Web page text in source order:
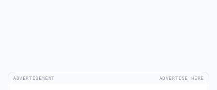
ADVERTISEMENT ADVERTISE HERE